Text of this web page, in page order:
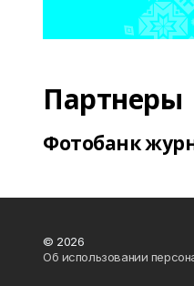
Партнеры
Фотобанк
© 2026
Об использовании